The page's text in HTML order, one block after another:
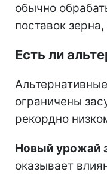
обычно
поставок
Есть ли
ограничены
рекордно
Новый урожай
оказывает